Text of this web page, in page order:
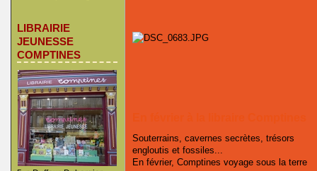
LIBRAIRIE
JEUNESSE
COMPTINES
Souterrains, cavernes secrètes, trésors
engloutis et fossiles...
En février, Comptines voyage sous la terre